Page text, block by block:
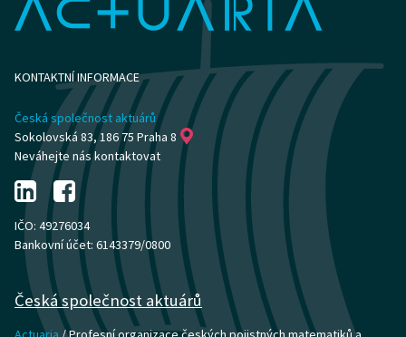
KONTAKTNÍ INFORMACE
Česká společnost aktuárů
Sokolovská 83, 186 75 Praha 8
Neváhejte nás kontaktovat
IČO: 49276034
Bankovní účet: 6143379/0800
Česká společnost aktuárů